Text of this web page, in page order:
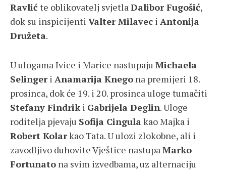
Ravlić te oblikovatelj svjetlaDalibor Fugošić,
dok su inspicijenti Valter Milavec i Antonija
Družeta.
U ulogama Ivice i Marice nastupaju Michaela
Selingeri Anamarija Knego na premijeri 18.
prosinca, dok će 19. i 20. prosinca uloge tumačiti
Stefany Findriki Gabrijela Deglin. Uloge
roditelja pjevaju Sofija Cingula kao Majka i
Robert Kolarkao Tata. U ulozi zlokobne, ali i
zavodljivo duhovite Vještice nastupaMarko
Fortunato na svim izvedbama, uz alternaciju